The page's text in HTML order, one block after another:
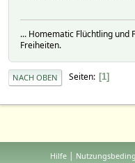
... Homematic Flüchtling und
Freiheiten.
NACH OBEN Seiten 1
Hilfe |